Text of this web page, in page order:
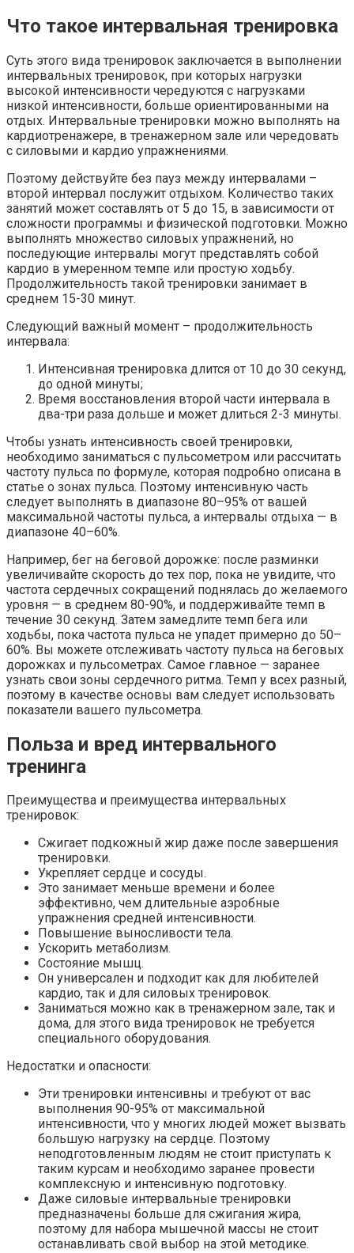
Что такое интервальная тренировка
Суть этого вида тренировок заключается в выполнении
интервальных тренировок, при которых нагрузки
высокой интенсивности чередуются с нагрузками
низкой интенсивности, больше ориентированными на
отдых. Интервальные тренировки можно выполнять на
кардиотренажере, в тренажерном зале или чередовать
с силовыми и кардио упражнениями.
Поэтому действуйте без пауз между интервалами –
второй интервал послужит отдыхом. Количество таких
занятий может составлять от 5 до 15, в зависимости от
сложности программы и физической подготовки. Можно
выполнять множество силовых упражнений, но
последующие интервалы могут представлять собой
кардио в умеренном темпе или простую ходьбу.
Продолжительность такой тренировки занимает в
среднем 15-30 минут.
Следующий важный момент – продолжительность
интервала:
Интенсивная тренировка длится от 10 до 30 секунд,
до одной минуты;
Время восстановления второй части интервала в
два-три раза дольше и может длиться 2-3 минуты.
Чтобы узнать интенсивность своей тренировки,
необходимо заниматься с пульсометром или рассчитать
частоту пульса по формуле, которая подробно описана в
статье о зонах пульса. Поэтому интенсивную часть
следует выполнять в диапазоне 80–95% от вашей
максимальной частоты пульса, а интервалы отдыха — в
диапазоне 40–60%.
Например, бег на беговой дорожке: после разминки
увеличивайте скорость до тех пор, пока не увидите, что
частота сердечных сокращений поднялась до желаемого
уровня — в среднем 80-90%, и поддерживайте темп в
течение 30 секунд. Затем замедлите темп бега или
ходьбы, пока частота пульса не упадет примерно до 50–
60%. Вы можете отслеживать частоту пульса на беговых
дорожках и пульсометрах. Самое главное — заранее
узнать свои зоны сердечного ритма. Темп у всех разный,
поэтому в качестве основы вам следует использовать
показатели вашего пульсометра.
Польза и вред интервального
тренинга
Преимущества и преимущества интервальных
тренировок:
Сжигает подкожный жир даже после завершения
тренировки.
Укрепляет сердце и сосуды.
Это занимает меньше времени и более
эффективно, чем длительные аэробные
упражнения средней интенсивности.
Повышение выносливости тела.
Ускорить метаболизм.
Состояние мышц.
Он универсален и подходит как для любителей
кардио, так и для силовых тренировок.
Заниматься можно как в тренажерном зале, так и
дома, для этого вида тренировок не требуется
специального оборудования.
Недостатки и опасности:
Эти тренировки интенсивны и требуют от вас
выполнения 90-95% от максимальной
интенсивности, что у многих людей может вызвать
большую нагрузку на сердце. Поэтому
неподготовленным людям не стоит приступать к
таким курсам и необходимо заранее провести
комплексную и интенсивную подготовку.
Даже силовые интервальные тренировки
предназначены больше для сжигания жира,
поэтому для набора мышечной массы не стоит
останавливать свой выбор на этой методике.